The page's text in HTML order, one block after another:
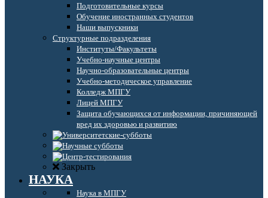
Подготовительные курсы
Обучение иностранных студентов
Наши выпускники
Структурные подразделения
Институты/Факультеты
Учебно-научные центры
Научно-образовательные центры
Учебно-методическое управление
Колледж МПГУ
Лицей МПГУ
Защита обучающихся от информации, причиняющей
вред их здоровью и развитию
Закрыть
НАУКА
Наука в МПГУ